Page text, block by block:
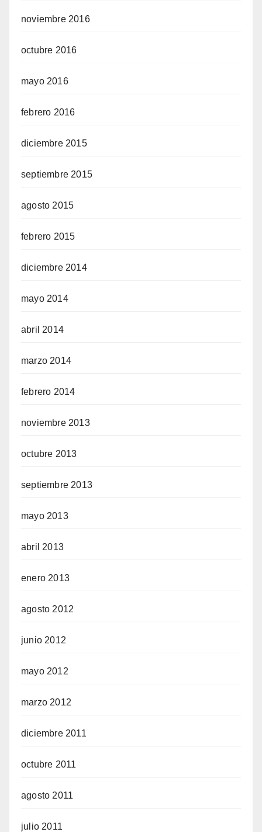
noviembre 2016
octubre 2016
mayo 2016
febrero 2016
diciembre 2015
septiembre 2015
agosto 2015
febrero 2015
diciembre 2014
mayo 2014
abril 2014
marzo 2014
febrero 2014
noviembre 2013
octubre 2013
septiembre 2013
mayo 2013
abril 2013
enero 2013
agosto 2012
junio 2012
mayo 2012
marzo 2012
diciembre 2011
octubre 2011
agosto 2011
julio 2011